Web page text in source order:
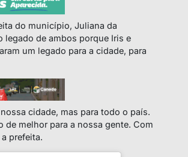
do município, Juliana da
legado de ambos porque Iris e
um legado para a cidade, para
cidade, mas para todo o país.
de melhor para a nossa gente. Com
prefeita.